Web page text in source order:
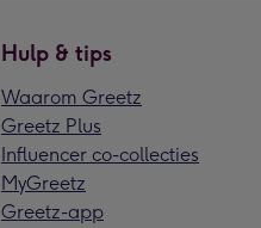
Hulp & tips
Waarom Greetz
Greetz Plus
Influencer co-collecties
MyGreetz
Greetz-app